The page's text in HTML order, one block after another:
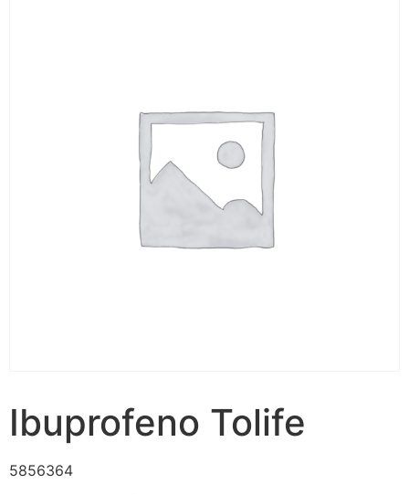
Ibuprofeno Tolife
5856364